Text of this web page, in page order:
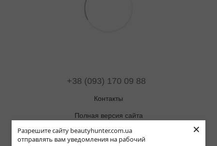
Разрешите сайту beautyhunter.com.ua
отправлять вам уведомления на рабочий
×
+38 (093) 170 09 88
Контакты
Полная версия сайта
Карта сайта